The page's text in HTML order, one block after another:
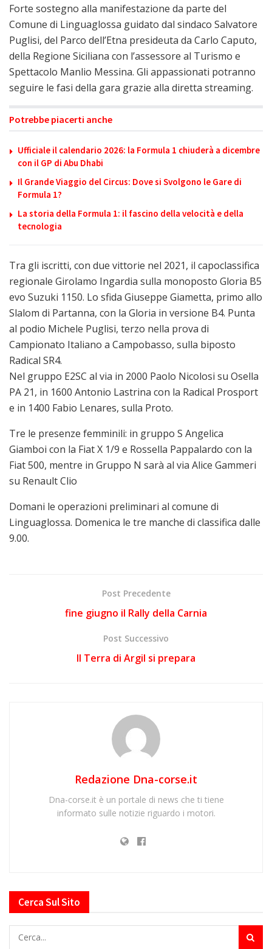
Forte sostegno alla manifestazione da parte del
Comune di Linguaglossa guidato dal sindaco Salvatore
Puglisi, del Parco dell’Etna presideuta da Carlo Caputo,
della Regione Siciliana con l’assessore al Turismo e
Spettacolo Manlio Messina. Gli appassionati potranno
seguire le fasi della gara grazie alla diretta streaming.
Potrebbe piacerti anche
Ufficiale il calendario 2026: la Formula 1 chiuderà a dicembre
con il GP di Abu Dhabi
Il Grande Viaggio del Circus: Dove si Svolgono le Gare di
Formula 1?
La storia della Formula 1: il fascino della velocità e della
tecnologia
Tra gli iscritti, con due vittorie nel 2021, il capoclassifica
regionale Girolamo Ingardia sulla monoposto Gloria B5
evo Suzuki 1150. Lo sfida Giuseppe Giametta, primo allo
Slalom di Partanna, con la Gloria in versione B4. Punta
al podio Michele Puglisi, terzo nella prova di
Campionato Italiano a Campobasso, sulla biposto
Radical SR4.
Nel gruppo E2SC al via in 2000 Paolo Nicolosi su Osella
PA 21, in 1600 Antonio Lastrina con la Radical Prosport
e in 1400 Fabio Lenares, sulla Proto.
Tre le presenze femminili: in gruppo S Angelica
Giamboi con la Fiat X 1/9 e Rossella Pappalardo con la
Fiat 500, mentre in Gruppo N sarà al via Alice Gammeri
su Renault Clio
Domani le operazioni preliminari al comune di
Linguaglossa. Domenica le tre manche di classifica dalle
9.00.
Post Precedente
fine giugno il Rally della Carnia
Post Successivo
Il Terra di Argil si prepara
Redazione Dna-corse.it
Dna-corse.it è un portale di news che ti tiene
informato sulle notizie riguardo i motori.
Cerca Sul Sito